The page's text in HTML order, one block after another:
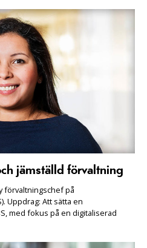
jämställd förvaltning
förvaltningschef på
Uppdrag: Att sätta en
med fokus på en digitaliserad